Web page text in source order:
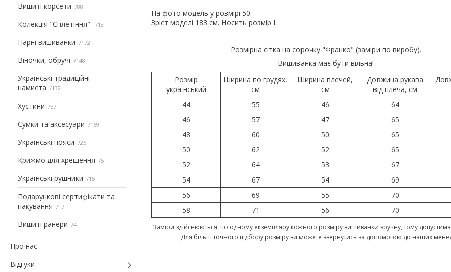
Вишиті корсети 88
Колекція "Сплетіння" 13
Парні вишиванки 172
Віночки, обручі 148
Українські традиційні
намиста
132
Хустини 57
Сумки та аксесуари 169
Українські пояси 25
Крижмо для хрещення 5
Українські рушники 15
Подарункові сертифікати та
пакування
17
Вишиті ранери 4
Про нас
Відгуки
На фото модель у розмірі 50.
Зріст моделі 183 см. Носить розмір L.
Розмірна сітка на сорочку "Франко" (заміри по виробу).
Вишиванка має бути вільна!
Розмір
український
Ширина по грудях,
см
Ширина плечей,
см
Довжина рукава
від плеча, см
44
55 46 64
46
57 47 65
48
60 50 65
50
62 52 65
52
64 53 67
54
67 54 69
56
69 55 70
58
71 56 70
Заміри здійснюються по одному екземпляру кожного розміру вишиванки вручну, тому
Для більш точного підбору розміру ви можете звернутись за допомогою до наших